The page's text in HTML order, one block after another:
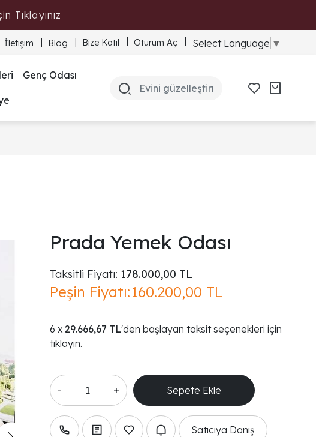
Tıklayınız
İletişim Blog Bize Katıl Oturum Aç Select Language ▼
Genç Odası
Prada Yemek Odası
Taksitli Fiyatı: 178.000,00 TL
Peşin Fiyatı:160.200,00 TL
29.666,67 TL'den başlayan taksit seçenekleri için
tıklayın.
- +
Satıcıya Danış